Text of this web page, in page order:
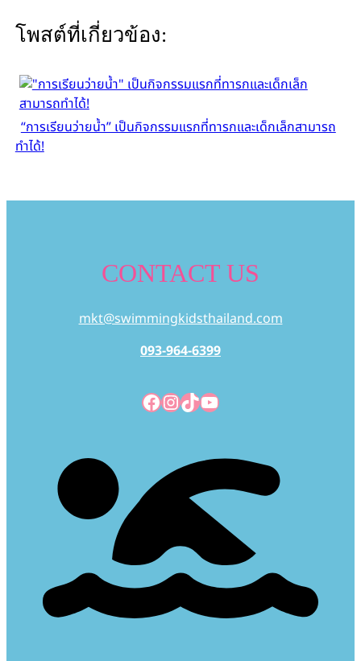
โพสต์ที่เกี่ยวข้อง:
“การเรียนว่ายน้ำ” เป็นกิจกรรมแรกที่ทารกและเด็กเล็กสามารถ
ทำได้!
CONTACT US
mkt@swimmingkidsthailand.com
093-964-6399
Facebook
Instagram
TikTok
YouTube